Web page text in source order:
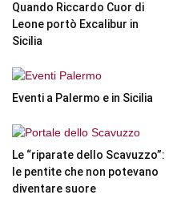
Quando Riccardo Cuor di
Leone portò Excalibur in
Sicilia
Eventi a Palermo e in Sicilia
Le “riparate dello Scavuzzo”:
le pentite che non potevano
diventare suore